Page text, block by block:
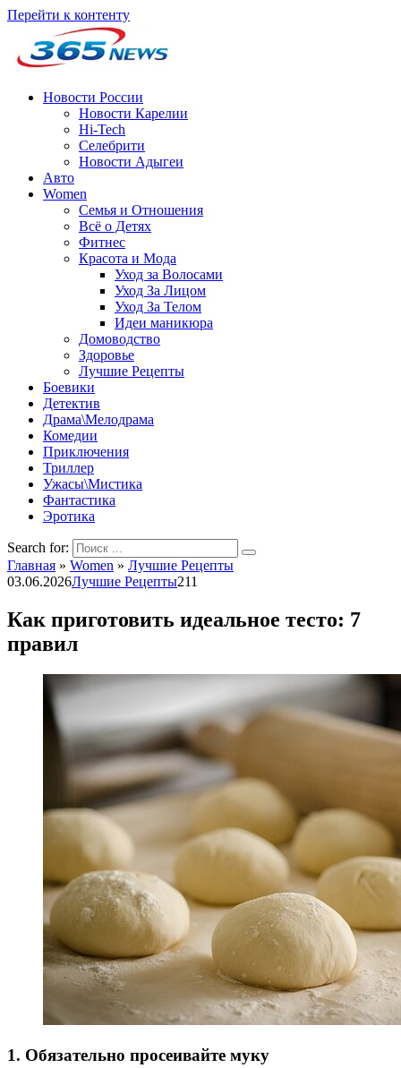
Перейти к контенту
Новости России
Новости Карелии
Hi-Tech
Селебрити
Новости Адыгеи
Авто
Women
Семья и Отношения
Всё о Детях
Фитнес
Красота и Мода
Уход за Волосами
Уход За Лицом
Уход За Телом
Идеи маникюра
Домоводство
Здоровье
Лучшие Рецепты
Боевики
Детектив
Драма\Мелодрама
Комедии
Приключения
Триллер
Ужасы\Мистика
Фантастика
Эротика
Search for:
Главная » Women » Лучшие Рецепты
03.06.2026Лучшие Рецепты211
Как приготовить идеальное тесто: 7
правил
1. Обязательно просеивайте муку